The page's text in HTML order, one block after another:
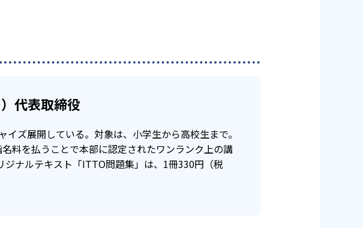
んべんなく点数UPすることが可能。
細やかなカリキュラムを作成することで、自分の苦
択することも可能なので、気に入った講師とともに
い指導者に教えられる可能性がある。ITTO個別指導
代表取締役
ズ展開している。対象は、小学生から高校生まで。
料を払うことで本部に認定されたワンランク上の講
ナルテキスト「ITTO問題集」は、1冊330円（税